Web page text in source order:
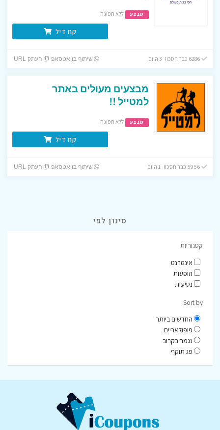
מבצע ללא תפוגה
קח דיל
6286 כבר חסכו! 3 היום שיתוף בוואטסאפ העתק URL
מבצעים מעולים באתר
למטייל !!
מבצע ללא תפוגה
קח דיל
5956 כבר חסכו! 1 היום שיתוף בוואטסאפ העתק URL
סינון לפי
קטגוריות
אינטרנט
הופעות
נסיעות
Sort by
החדשים ביותר
פופולאריים
נגמר בקרוב
פג תוקף